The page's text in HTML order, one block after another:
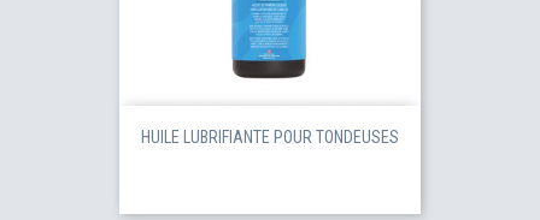
HUILE LUBRIFIANTE POUR TONDEUSES